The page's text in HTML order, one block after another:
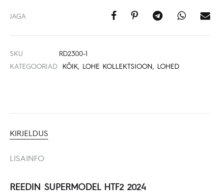
JAGA
SKU
RD2300-1
KATEGOORIAD
KÕIK LOHE KOLLEKTSIOON LOHED
KIRJELDUS
LISAINFO
REEDIN SUPERMODEL HTF2 2024